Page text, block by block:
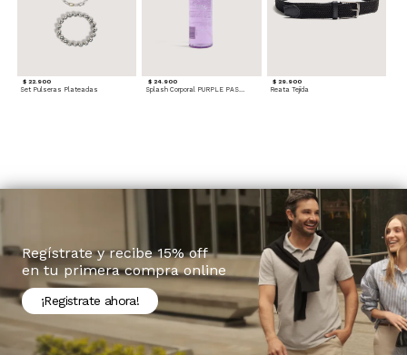
$ 22.900
Set Pulseras Plateadas
$ 24.900
Splash Corporal PURPLE PASSION - Floral
$ 29.900
Reata Tejida
Regístrate y recibe 15% off
en tu primera compra online
¡Registrate ahora!